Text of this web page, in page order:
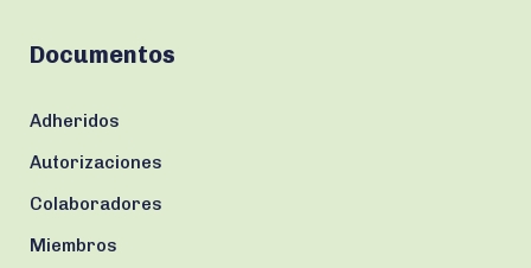
Documentos
Adheridos
Autorizaciones
Colaboradores
Miembros